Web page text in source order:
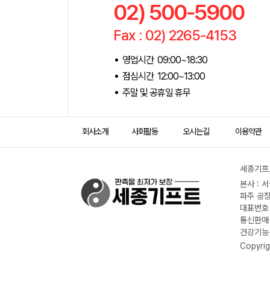
02) 500-5900
Fax : 02) 2265-4153
영업시간 09:00~18:30
점심시간 12:00~13:00
주말 및 공휴일 휴무
회사소개 사회활동 오시는길 이용약관
세종기
본사 :
파주 공
대표번
통신판
건강기